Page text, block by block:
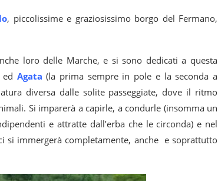
, piccolissime e graziosissimo borgo del Fermano,
loro delle Marche, e si sono dedicati a questa
ed Agata (la prima sempre in pole e la seconda a
diversa dalle solite passeggiate, dove il ritmo
Si imparerà a capirle, a condurle (insomma un
e attratte dall’erba che le circonda) e nel
si immergerà completamente, anche e soprattutto